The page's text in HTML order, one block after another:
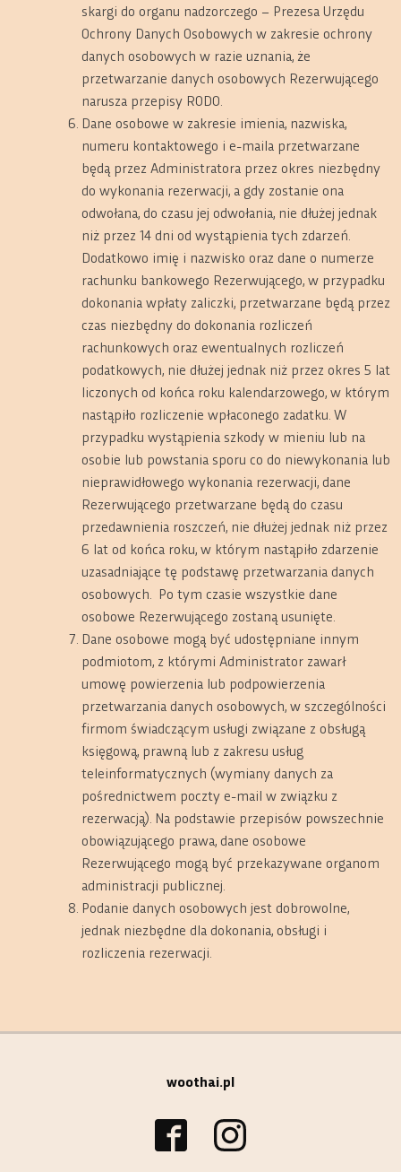
skargi do organu nadzorczego – Prezesa Urzędu
Ochrony Danych Osobowych w zakresie ochrony
danych osobowych w razie uznania, że
przetwarzanie danych osobowych Rezerwującego
narusza przepisy RODO.
Dane osobowe w zakresie imienia, nazwiska,
numeru kontaktowego i e-maila przetwarzane
będą przez Administratora przez okres niezbędny
do wykonania rezerwacji, a gdy zostanie ona
odwołana, do czasu jej odwołania, nie dłużej jednak
niż przez 14 dni od wystąpienia tych zdarzeń.
Dodatkowo imię i nazwisko oraz dane o numerze
rachunku bankowego Rezerwującego, w przypadku
dokonania wpłaty zaliczki, przetwarzane będą przez
czas niezbędny do dokonania rozliczeń
rachunkowych oraz ewentualnych rozliczeń
podatkowych, nie dłużej jednak niż przez okres 5 lat
liczonych od końca roku kalendarzowego, w którym
nastąpiło rozliczenie wpłaconego zadatku. W
przypadku wystąpienia szkody w mieniu lub na
osobie lub powstania sporu co do niewykonania lub
nieprawidłowego wykonania rezerwacji, dane
Rezerwującego przetwarzane będą do czasu
przedawnienia roszczeń, nie dłużej jednak niż przez
6 lat od końca roku, w którym nastąpiło zdarzenie
uzasadniające tę podstawę przetwarzania danych
osobowych.
Po tym czasie wszystkie dane
osobowe Rezerwującego zostaną usunięte.
Dane osobowe mogą być udostępniane innym
podmiotom, z którymi Administrator zawarł
umowę powierzenia lub podpowierzenia
przetwarzania danych osobowych, w szczególności
firmom świadczącym usługi związane z obsługą
księgową, prawną lub z zakresu usług
teleinformatycznych (wymiany danych za
pośrednictwem poczty e-mail w związku z
rezerwacją). Na podstawie przepisów powszechnie
obowiązującego prawa, dane osobowe
Rezerwującego mogą być przekazywane organom
administracji publicznej.
Podanie danych osobowych jest dobrowolne,
jednak niezbędne dla dokonania, obsługi i
rozliczenia rezerwacji.
woothai.pl